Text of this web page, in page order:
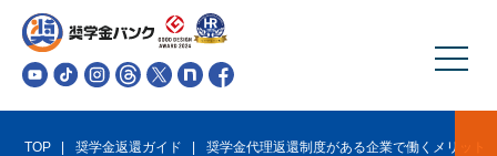
TOP 奨学金返還ガイド
奨学金代理返還制度がある企業で働くメリット